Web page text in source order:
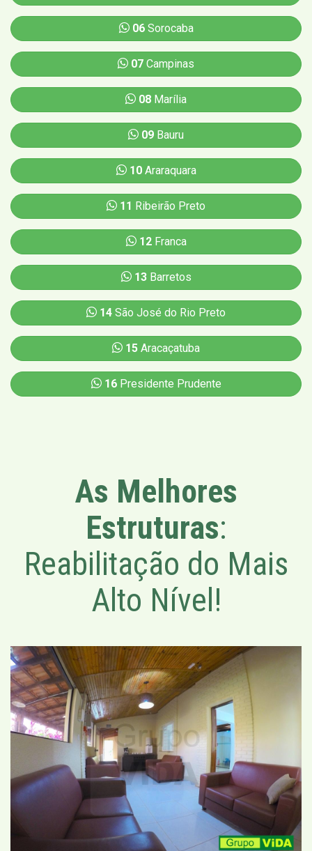
06Sorocaba
07 Campinas
08 Marília
09 Bauru
10Araraquara
11 Ribeirão Preto
12Franca
13Barretos
14 São José do Rio Preto
15 Aracaçatuba
16Presidente Prudente
As Melhores
Estruturas:
Reabilitação do Mais
Alto Nível!